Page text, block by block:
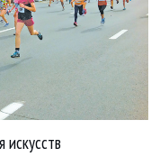
искусств